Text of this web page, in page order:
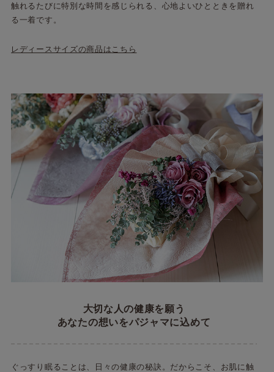
触れるたびに特別な時間を感じられる、心地よいひとときを贈れ
る一着です。
レディースサイズの商品はこちら
大切な人の健康を願う
あなたの想いをパジャマに込めて
ぐっすり眠ることは、日々の健康の秘訣。だからこそ、お肌に触